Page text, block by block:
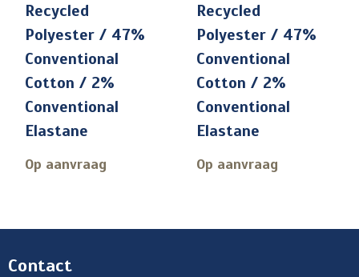
Recycled
Polyester / 47%
Conventional
Cotton / 2%
Conventional
Elastane
Op aanvraag
Recycled
Polyester / 47%
Conventional
Cotton / 2%
Conventional
Elastane
Op aanvraag
Contact